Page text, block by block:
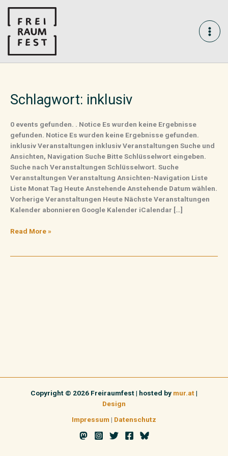
content
Schlagwort: inklusiv
0 events gefunden. . Notice Es wurden keine Ergebnisse
gefunden. Notice Es wurden keine Ergebnisse gefunden.
inklusiv Veranstaltungen inklusiv Veranstaltungen Suche und
Ansichten, Navigation Suche Bitte Schlüsselwort eingeben.
Suche nach Veranstaltungen Schlüsselwort. Suche
Veranstaltungen Veranstaltung Ansichten-Navigation Liste
Liste Monat Tag Heute Anstehende Anstehende Datum wählen.
Vorherige Veranstaltungen Heute Nächste Veranstaltungen
Kalender abonnieren Google Kalender iCalendar […]
Read More »
Copyright © 2026 Freiraumfest | hosted by mur.at|
Design
Impressum | Datenschutz